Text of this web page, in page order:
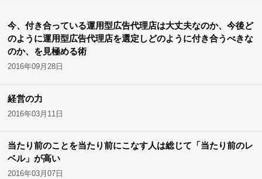
今、付き合っている運用型広告代理店は大丈夫なのか、今後ど
のように運用型広告代理店を選定しどのように付き合うべきな
のか、を見極める術
2016年09月28日
経営の力
2016年03月11日
当たり前のことを当たり前にこなす人は総じて「当たり前のレ
ベル」が高い
2016年03月07日